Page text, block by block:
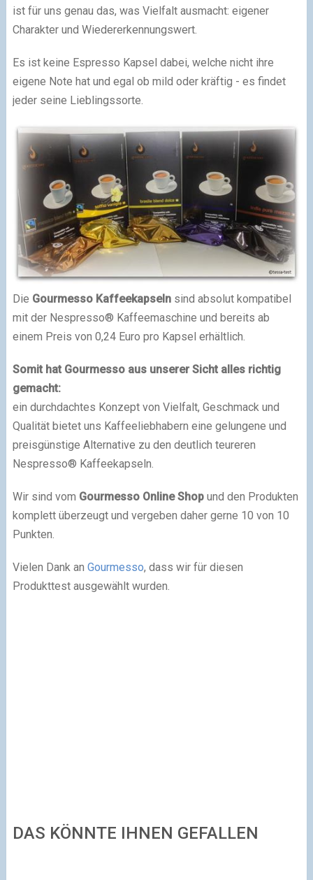
ist für uns genau das, was Vielfalt ausmacht: eigener
Charakter und Wiedererkennungswert.
Es ist keine Espresso Kapsel dabei, welche nicht ihre
eigene Note hat und egal ob mild oder kräftig - es findet
jeder seine Lieblingssorte.
Die Gourmesso Kaffeekapselnsind absolut kompatibel
mit der Nespresso® Kaffeemaschine und bereits ab
einem Preis von 0,24 Euro pro Kapsel erhältlich.
Somit hat Gourmesso aus unserer Sicht alles richtig
gemacht:
ein durchdachtes Konzept von Vielfalt, Geschmack und
Qualität bietet uns Kaffeeliebhabern eine gelungene und
preisgünstige Alternative zu den deutlich teureren
Nespresso® Kaffeekapseln.
Wir sind vom Gourmesso Online Shop und den Produkten
komplett überzeugt und vergeben daher gerne 10 von 10
Punkten.
Vielen Dank an Gourmesso, dass wir für diesen
Produkttest ausgewählt wurden.
DAS KÖNNTE IHNEN GEFALLEN